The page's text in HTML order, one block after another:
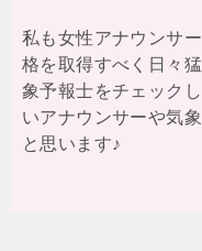
私も女性アナウンサ
格を取得すべく日々
象予報士をチェック
いアナウンサーや気
と思います♪